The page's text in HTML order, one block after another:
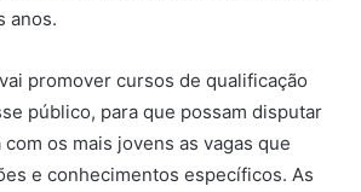
anos.
promover cursos de qualificação
público, para que possam disputar
os mais jovens as vagas que
e conhecimentos específicos. As